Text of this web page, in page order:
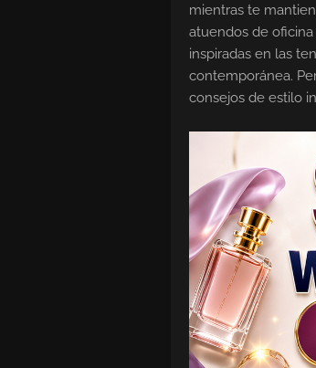
mientras te
atuendos de
inspiradas en las
contemporánea.
consejos de estilo